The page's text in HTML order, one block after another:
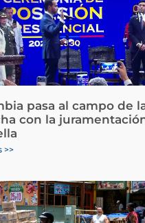
pasa al campo de
con la
>>